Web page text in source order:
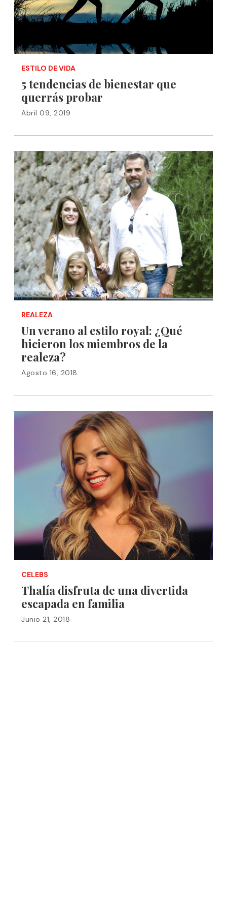
ESTILO DE VIDA
5 tendencias de bienestar que
querrás probar
Abril 09, 2019
REALEZA
Un verano al estilo royal: ¿Qué
hicieron los miembros de la
realeza?
Agosto 16, 2018
CELEBS
Thalía disfruta de una divertida
escapada en familia
Junio 21, 2018